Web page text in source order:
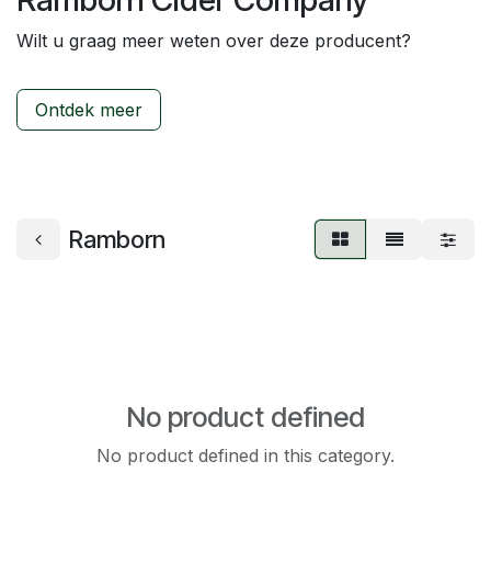
Wilt u graag meer weten over deze producent?
Ontdek meer
Ramborn
No product defined
No product defined in this category.